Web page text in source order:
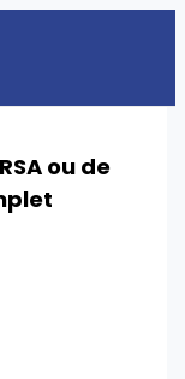
ou de